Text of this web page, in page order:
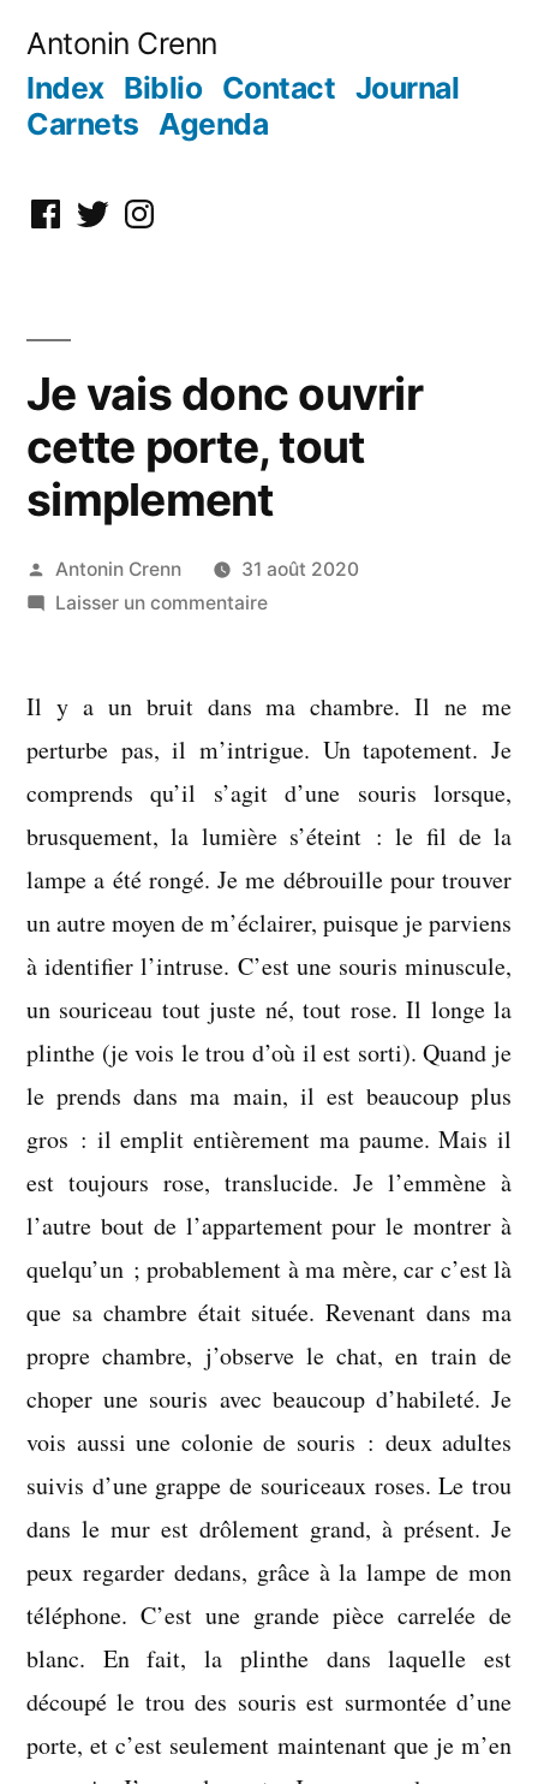
contenu
Antonin Crenn
Index Biblio Contact Journal
Carnets Agenda
Facebook
TwitterInstagram
Je vais donc ouvrir
cette porte, tout
simplement
Publié
par
Antonin Crenn
31 août 2020
Laisser un commentairesur
donc
cette
porte,
tout
simplement
Il y a un bruit dans ma chambre. Il ne me
perturbe pas, il m’intrigue. Un tapotement. Je
comprends qu’il s’agit d’une souris lorsque,
brusquement, la lumière s’éteint : le fil de la
lampe a été rongé. Je me débrouille pour trouver
un autre moyen de m’éclairer, puisque je parviens
à identifier l’intruse. C’est une souris minuscule,
un souriceau tout juste né, tout rose. Il longe la
plinthe (je vois le trou d’où il est sorti). Quand je
le prends dans ma main, il est beaucoup plus
gros : il emplit entièrement ma paume. Mais il
est toujours rose, translucide. Je l’emmène à
l’autre bout de l’appartement pour le montrer à
quelqu’un ; probablement à ma mère, car c’est là
que sa chambre était située. Revenant dans ma
propre chambre, j’observe le chat, en train de
choper une souris avec beaucoup d’habileté. Je
vois aussi une colonie de souris : deux adultes
suivis d’une grappe de souriceaux roses. Le trou
dans le mur est drôlement grand, à présent. Je
peux regarder dedans, grâce à la lampe de mon
téléphone. C’est une grande pièce carrelée de
blanc. En fait, la plinthe dans laquelle est
découpé le trou des souris est surmontée d’une
porte, et c’est seulement maintenant que je m’en